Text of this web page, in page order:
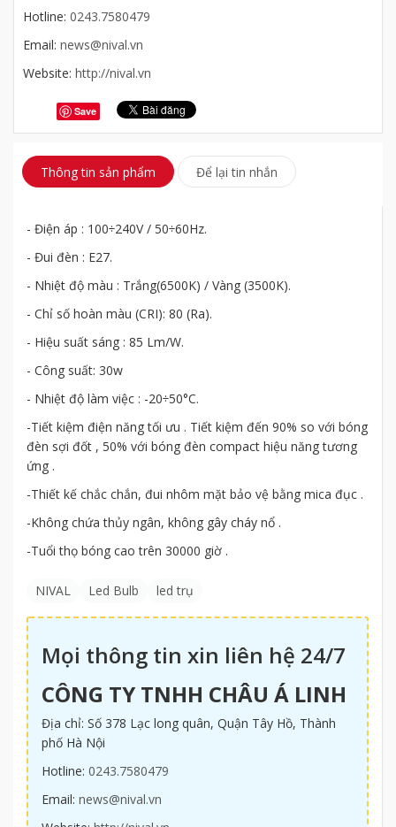
Hotline: 0243.7580479
Email: news@nival.vn
Website: http://nival.vn
Save
Thông tin sản phẩm Để lại tin nhắn
- Điện áp : 100÷240V / 50÷60Hz.
- Đui đèn : E27.
- Nhiệt độ màu : Trắng(6500K) / Vàng (3500K).
- Chỉ số hoàn màu (CRI): 80 (Ra).
- Hiệu suất sáng : 85 Lm/W.
- Công suất: 30w
- Nhiệt độ làm việc : -20÷50°C.
-Tiết kiệm điện năng tối ưu . Tiết kiệm đến 90% so với bóng
đèn sợi đốt , 50% với bóng đèn compact hiệu năng tương
ứng .
-Thiết kế chắc chắn, đui nhôm mặt bảo vệ bằng mica đục .
-Không chứa thủy ngân, không gây cháy nổ .
-Tuổi thọ bóng cao trên 30000 giờ .
NIVAL Led Bulb led trụ
Mọi thông tin xin liên hệ 24/7
CÔNG TY TNHH CHÂU Á LINH
Địa chỉ: Số 378 Lạc long quân, Quận Tây Hồ, Thành
phố Hà Nội
Hotline: 0243.7580479
Email: news@nival.vn